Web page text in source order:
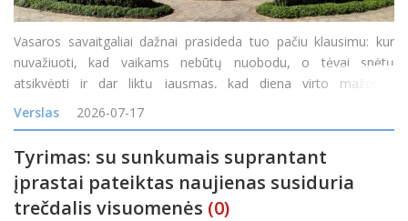
Vasaros savaitgaliai dažnai prasideda tuo pačiu klausimu: kur
nuvažiuoti, kad vaikams nebūtų nuobodu, o tėvai spėtų
atsikvėpti ir dar liktų jausmas, kad diena virto mažomis
atostogomis? Vienas tokių maršrutų veda į Ilzenbergo dvarą
Rokiškio rajone. Čia diena gali prasidėti šimta
Verslas 2026-07-17
Tyrimas: su sunkumais suprantant
įprastai pateiktas naujienas susiduria
trečdalis visuomenės (0)